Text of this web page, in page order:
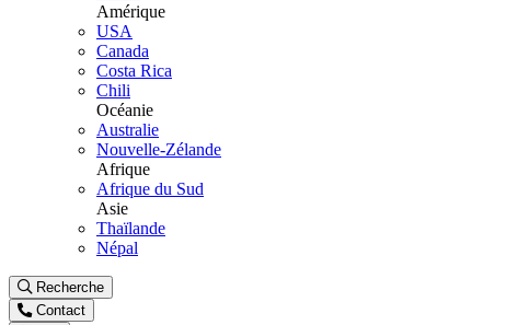
Amérique
USA
Canada
Costa Rica
Chili
Océanie
Australie
Nouvelle-Zélande
Afrique
Afrique du Sud
Asie
Thaïlande
Népal
Recherche
Contact